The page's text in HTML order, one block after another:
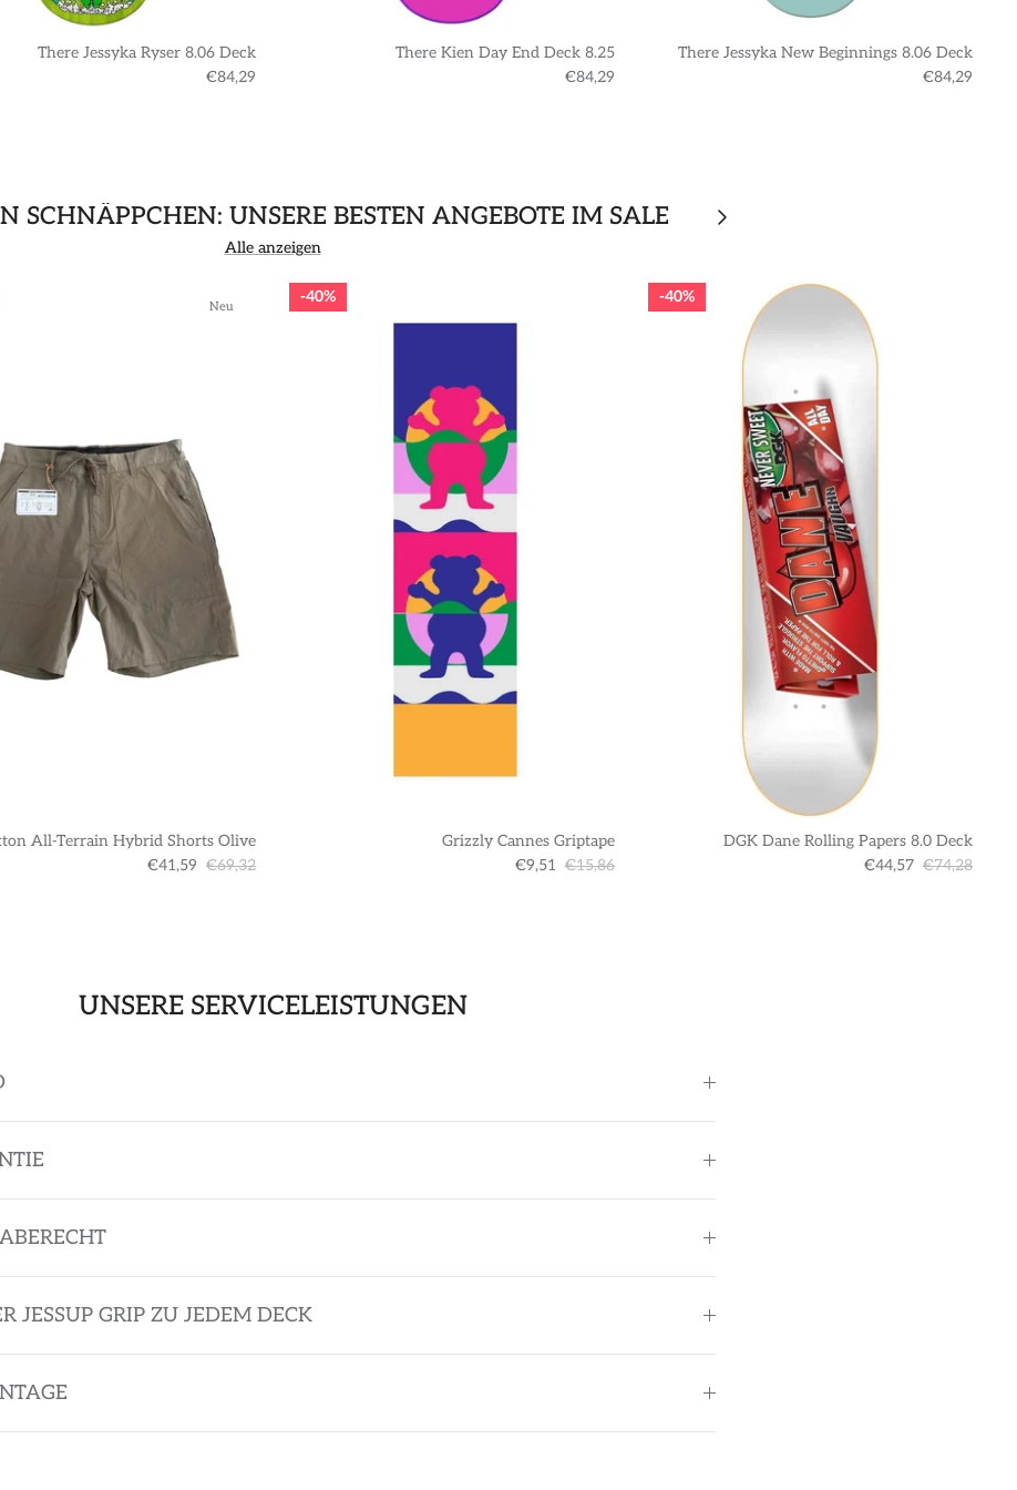
There Jessyka Ryser 8.06 Deck
€84,29
There Kien Day End Deck 8.25
€84,29
There Jessyka New Beginnings 8.06 Deck
€84,29
SCHNÄPPCHEN: UNSERE BESTEN ANGEBOTE IM SALE
Alle anzeigen
Neu
All-Terrain Hybrid Shorts Olive
€41,59 €69,32
40%
Grizzly Cannes Griptape
€9,51 €15,86
40%
DGK Dane Rolling Papers 8.0 Deck
€44,57 €74,28
UNSERE SERVICELEISTUNGEN
JESSUP GRIP ZU JEDEM DECK